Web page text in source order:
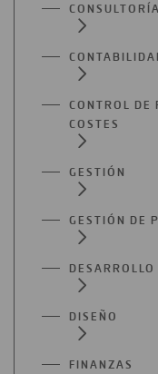
CONSULTORÍA
CONTROL DE
COSTES
GESTIÓN
GESTIÓN DE
DISEÑO
FINANZAS